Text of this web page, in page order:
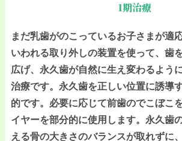
1期治療
まだ乳歯がのこっているお子さまが適
いわれる取り外しの装置を使って、歯
広げ、永久歯が自然に生え変わるよう
治療です。永久歯を正しい位置に誘導
的です。必要に応じて前歯のでこぼこ
イヤーを部分的に使用します。永久歯
える骨の大きさのバランスが取れずに